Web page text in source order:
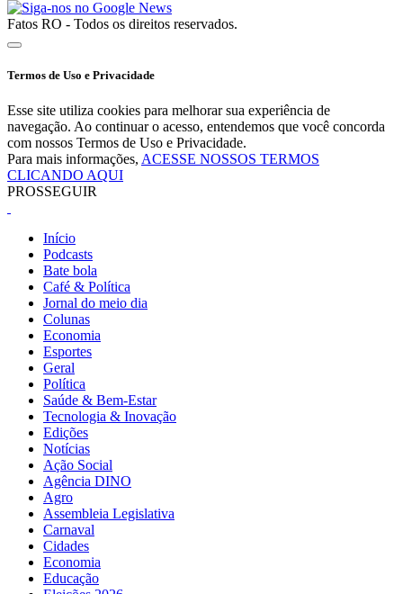
Fatos RO - Todos os direitos reservados.
Termos de Uso e Privacidade
Esse site utiliza cookies para melhorar sua experiência de
navegação. Ao continuar o acesso, entendemos que você concorda
com nossos Termos de Uso e Privacidade.
Para mais informações, ACESSE NOSSOS TERMOS
CLICANDO AQUI
PROSSEGUIR
Início
Podcasts
Bate bola
Café & Política
Jornal do meio dia
Colunas
Economia
Esportes
Geral
Política
Saúde & Bem-Estar
Tecnologia & Inovação
Edições
Notícias
Ação Social
Agência DINO
Agro
Assembleia Legislativa
Carnaval
Cidades
Economia
Educação